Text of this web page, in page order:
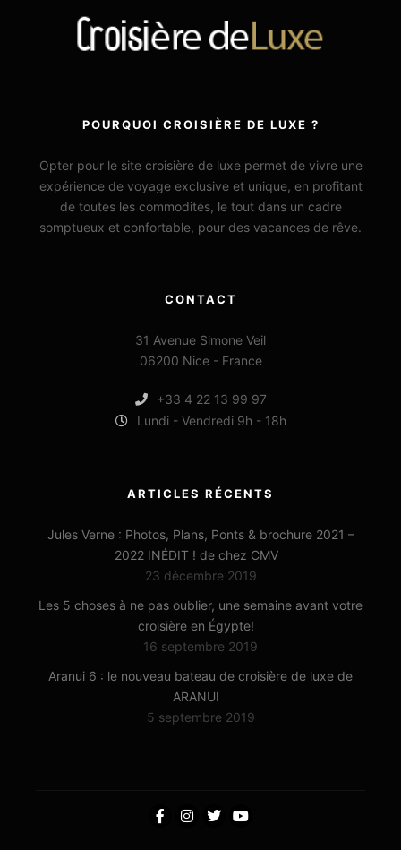
POURQUOI CROISIÈRE DE LUXE ?
Opter pour le site croisière de luxe permet de vivre une
expérience de voyage exclusive et unique, en profitant
de toutes les commodités, le tout dans un cadre
somptueux et confortable, pour des vacances de rêve.
CONTACT
31 Avenue Simone Veil
06200 Nice - France
+33 4 22 13 99 97
Lundi - Vendredi 9h - 18h
ARTICLES RÉCENTS
Jules Verne : Photos, Plans, Ponts & brochure 2021 –
2022 INÉDIT ! de chez CMV
23 décembre 2019
Les 5 choses à ne pas oublier, une semaine avant votre
croisière en Égypte!
16 septembre 2019
Aranui 6 : le nouveau bateau de croisière de luxe de
ARANUI
5 septembre 2019